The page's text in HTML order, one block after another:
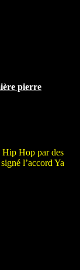
pierre
Hip Hop par des
l’accord Ya